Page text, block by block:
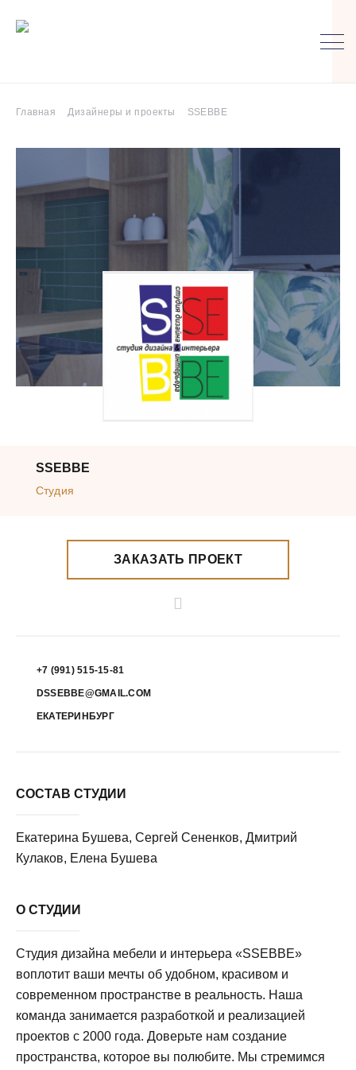
Главная Дизайнеры и проекты SSEBBE
SSEBBE
Студия
ЗАКАЗАТЬ ПРОЕКТ
+7 (991) 515-15-81
DSSEBBE@GMAIL.COM
ЕКАТЕРИНБУРГ
СОСТАВ СТУДИИ
Екатерина Бушева, Сергей Сененков, Дмитрий
Кулаков, Елена Бушева
О СТУДИИ
Студия дизайна мебели и интерьера «SSEBBE»
воплотит ваши мечты об удобном, красивом и
современном пространстве в реальность. Наша
команда занимается разработкой и реализацией
проектов с 2000 года. Доверьте нам создание
пространства, которое вы полюбите. Мы стремимся